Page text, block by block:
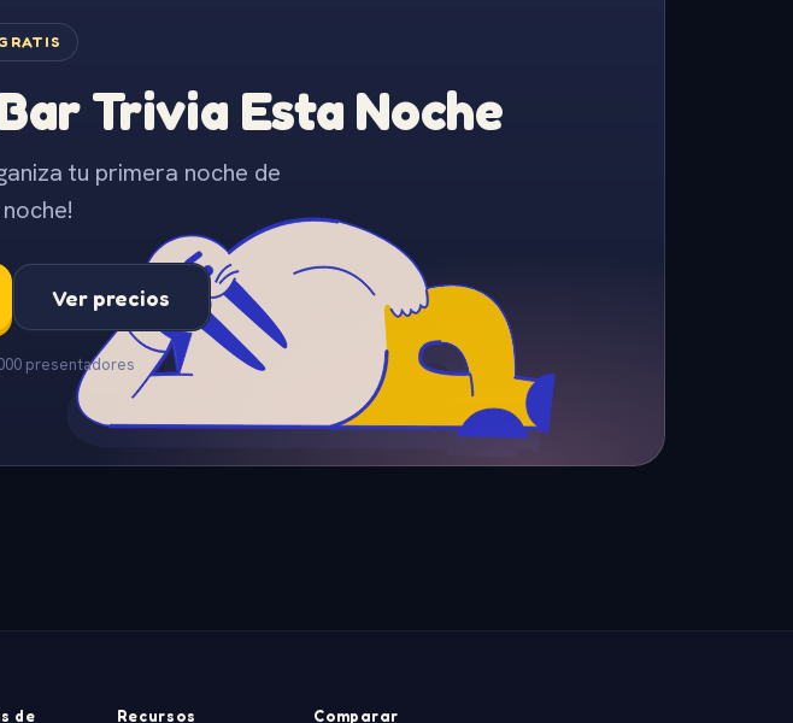
Trivia Esta Noche
tu primera noche de
Ver precios
presentadores
de
Recursos Comparar